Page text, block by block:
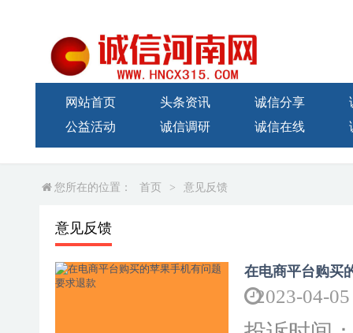
网站首页 头条资讯 诚信分享
公益活动
诚信调研 诚信在线
您所在的位置： 首页 > 意见反馈
意见反馈
在电商平台购买
2023-04-05